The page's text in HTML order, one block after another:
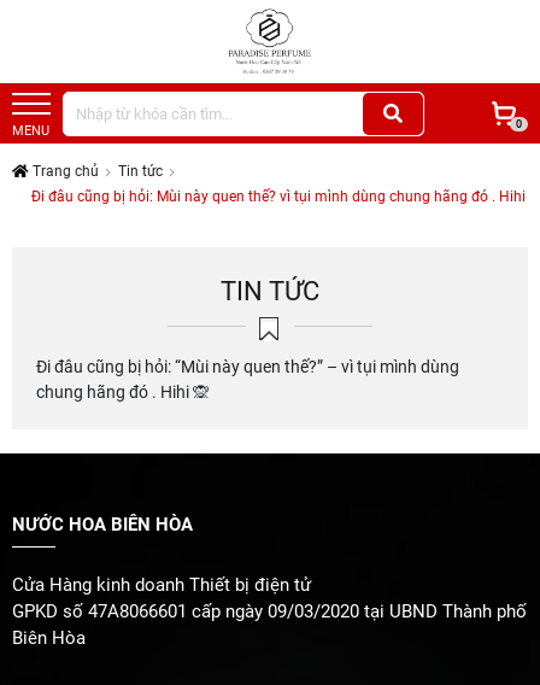
MENU 0
Trang chủ
Tin tức
Đi đâu cũng bị hỏi: Mùi này quen thế? vì tụi mình dùng chung hãng đó . Hihi
TIN TỨC
Đi đâu cũng bị hỏi: “Mùi này quen thế?” – vì tụi mình dùng
chung hãng đó . Hihi 🙊
NƯỚC HOA BIÊN HÒA
Cửa Hàng kinh doanh Thiết bị điện tử
GPKD số 47A8066601 cấp ngày 09/03/2020 tại UBND Thành phố
Biên Hòa